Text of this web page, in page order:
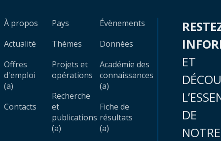
À propos
Actualité
Offres
d'emploi
(a)
Contacts
Pays
Thèmes
Projets et
opérations
Recherche
et
publications
(a)
Évènements
Données
Académie des
connaissances
(a)
Fiche de
résultats
(a)
ET
DE
NOTRE